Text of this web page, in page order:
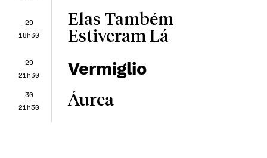
29
18h30
Elas Também
Estiveram Lá
29
21h30
Vermiglio
30
21h30
Áurea